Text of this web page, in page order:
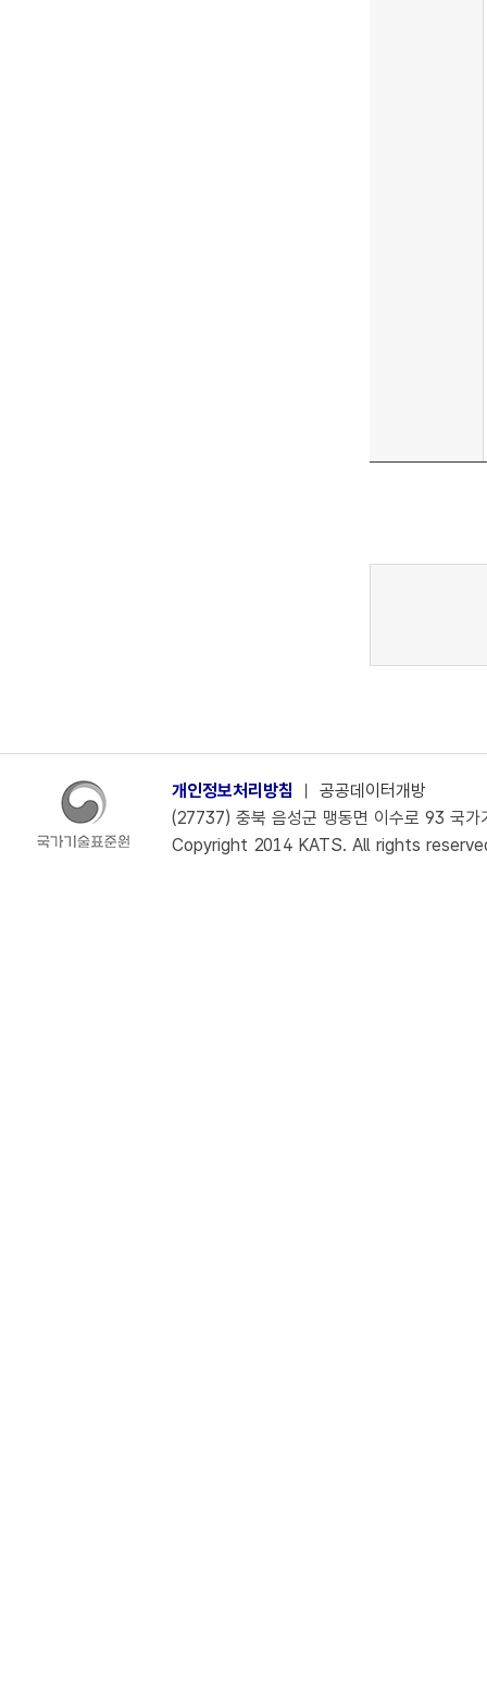
개인정보처리방침 ㅣ 공공데이터개방
(27737) 충북 음성군 맹동면 이수로 93 국
Copyright 2014 KATS. All rights